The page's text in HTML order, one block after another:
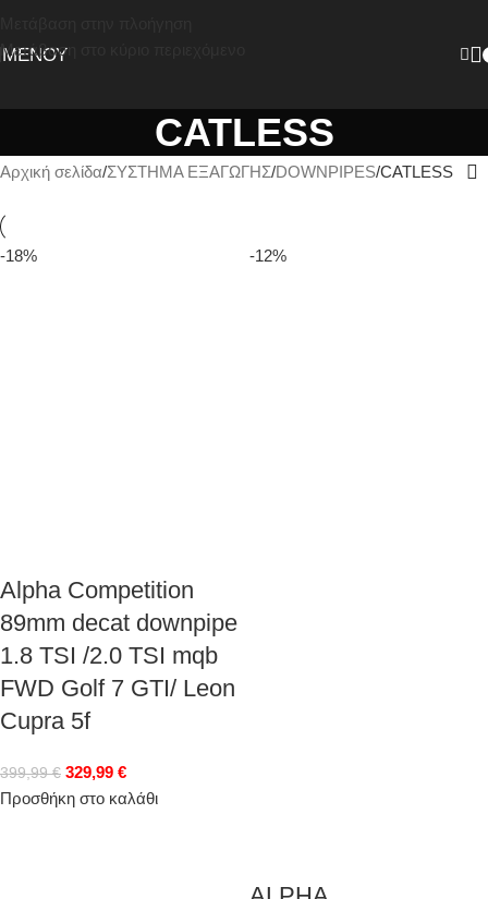
Μετάβαση στο κύριο περιεχόμενο
ΜΕΝΟΎ
CATLESS
Αρχική σελίδα ΣΥΣΤΗΜΑ ΕΞΑΓΩΓΗΣ DOWNPIPES CATLESS
-18%
Alpha Competition
89mm decat downpipe
1.8 TSI /2.0 TSI mqb
FWD Golf 7 GTI/ Leon
Cupra 5f
399,99€ 329,99 €
Προσθήκη στο καλάθι
-12%